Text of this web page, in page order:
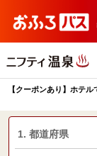
【クーポンあり】ホテ
1. 都道府県